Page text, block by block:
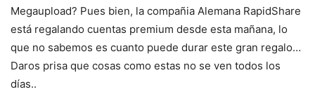
Megaupload? Pues bien, la compañia Alemana RapidShare
está regalando cuentas premium desde esta mañana, lo
que no sabemos es cuanto puede durar este gran regalo…
Daros prisa que cosas como estas no se ven todos los
días..